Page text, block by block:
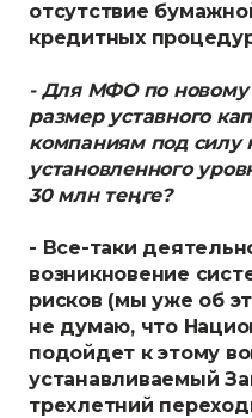
отсутствие
кредитных
- Для МФО по новому
размер уставного
компаниям под силу
установленного
30 млн теңге?
- Все-таки
возникновение
рисков (мы уже об
не думаю, что
подойдет к этому
устанавливаемый
трехлетний